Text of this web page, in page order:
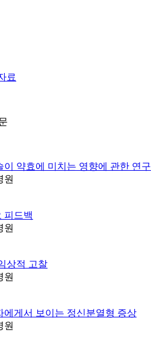
료
이 약효에 미치는 영향에 관한 연구
원
피드백
원
상적 고찰
원
에게서 보이는 정신분열형 증상
원